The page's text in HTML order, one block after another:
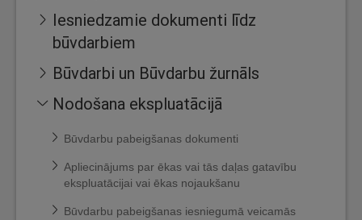
Iesniedzamie dokumenti līdz
būvdarbiem
Būvdarbi un Būvdarbu žurnāls
Nodošana ekspluatācijā
Būvdarbu pabeigšanas dokumenti
Apliecinājums par ēkas vai tās daļas gatavību
ekspluatācijai vai ēkas nojaukšanu
Būvdarbu pabeigšanas iesniegumā veicamās